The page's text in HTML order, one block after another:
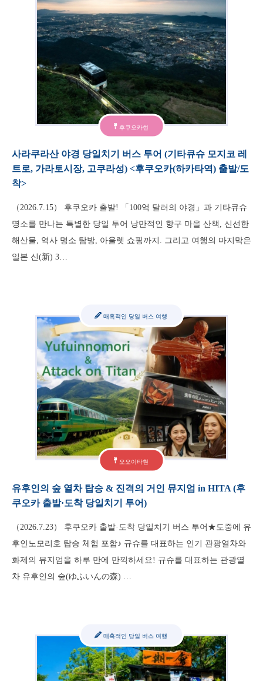
후쿠오카현
사라쿠라산 야경 당일치기 버스 투어 (기타큐슈 모지코 레
트로, 가라토시장, 고쿠라성) <후쿠오카(하카타역) 출발/도
착>
（2026.7.15） 후쿠오카 출발! 「100억 달러의 야경」과 기타큐슈
명소를 만나는 특별한 당일 투어 낭만적인 항구 마을 산책, 신선한
해산물, 역사 명소 탐방, 아울렛 쇼핑까지. 그리고 여행의 마지막은
일본 신(新) 3…
오오이타현
매혹적인 당일 버스 여행
유후인의 숲 열차 탑승 & 진격의 거인 뮤지엄 in HITA (후
쿠오카 출발·도착 당일치기 투어)
（2026.7.23） 후쿠오카 출발·도착 당일치기 버스 투어★도중에 유
후인노모리호 탑승 체험 포함♪ 규슈를 대표하는 인기 관광열차와
화제의 뮤지엄을 하루 만에 만끽하세요! 규슈를 대표하는 관광열
차 유후인의 숲(ゆふいんの森) …
매혹적인 당일 버스 여행